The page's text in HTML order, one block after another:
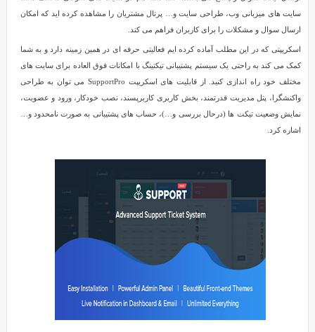
سایت های میزبانی وب، طراحی سایت و… پرتال مشتریان را مشاهده کرده اید که امکان
ارسال سوال و مشکلات را برای کاربران فراهم می کند.
اسکریپتی که در این مطلب آماده کرده ایم فعالیتی حرفه ای در همین زمینه دارد و به شما
کمک می کند به راحتی یک سیستم پشتیبانی تیکتینگ با امکانات فوق العاده برای سایت های
مختلف خود راه اندازی کنید. از قابلیت های اسکریپت SupportPro می توان به طراحی
واکنشگرا، پتل مدیریت قدرتمند، بخش کاربری کاربرپسند، نصب خودکار، ورود و عضویت،
نمایش وضعیت تیکت ها (درحال بررسی و…)، حساب های پشتیبانی به صورت نامحدود و…
اشاره کرد.